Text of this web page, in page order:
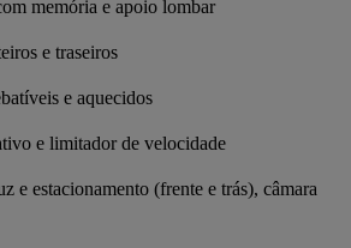
memória e apoio lombar
e traseiros
e aquecidos
e limitador de velocidade
e estacionamento (frente e trás), câmara